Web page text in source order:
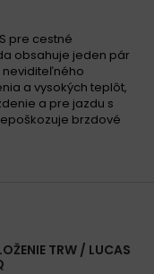
pre cestné
obsahuje jeden pár
neviditeľného
a vysokých teplôt,
a pre jazdu s
brzdové
TRW / LUCAS